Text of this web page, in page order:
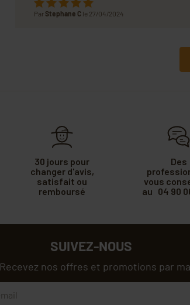
Par Stephane C le 27/04/2024
30 jours pour
changer d'avis,
satisfait ou
remboursé
Des
vous
au 04 90
SUIVEZ-NOUS
Recevez nos offres et promotions par